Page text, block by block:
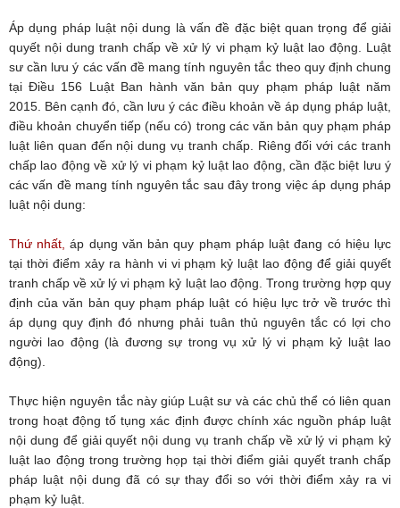
Áp dụng pháp luật nội dung là vấn đề đặc biệt quan trọng để giải
quyết nội dung tranh chấp về xử lý vi phạm kỷ luật lao động. Luật
sư cần lưu ý các vấn đề mang tính nguyên tắc theo quy định chung
tại Điều 156 Luật Ban hành văn bản quy phạm pháp luật năm
2015. Bên cạnh đó, cần lưu ý các điều khoản về áp dụng pháp luật,
điều khoản chuyển tiếp (nếu có) trong các văn bản quy phạm pháp
luật liên quan đến nội dung vụ tranh chấp. Riêng đối với các tranh
chấp lao động về xử lý vi phạm kỷ luật lao động, cần đặc biệt lưu ý
các vấn đề mang tính nguyên tắc sau đây trong việc áp dụng pháp
luật nội dung:
Thứ nhất, áp dụng văn bản quy phạm pháp luật đang có hiệu lực
tại thời điểm xảy ra hành vi vi phạm kỷ luật lao động để giải quyết
tranh chấp về xử lý vi phạm kỷ luật lao động. Trong trường hợp quy
định của văn bản quy phạm pháp luật có hiệu lực trở về trước thì
áp dụng quy định đó nhưng phải tuân thủ nguyên tắc có lợi cho
người lao động (là đương sự trong vụ xử lý vi phạm kỷ luật lao
động).
Thực hiện nguyên tắc này giúp Luật sư và các chủ thể có liên quan
trong hoạt động tố tụng xác định được chính xác nguồn pháp luật
nội dung để giải quyết nội dung vụ tranh chấp về xử lý vi phạm kỷ
luật lao động trong trường họp tại thời điểm giải quyết tranh chấp
pháp luật nội dung đã có sự thay đổi so với thời điểm xảy ra vi
phạm kỷ luật.